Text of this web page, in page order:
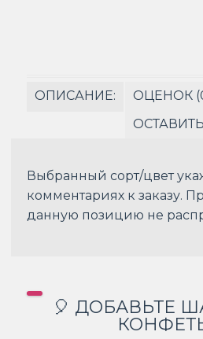
ОПИСАНИЕ:
ОЦЕНОК
Выбранный сорт/цвет
комментариях к заказу.
данную позицию не
🎈 ДОБАВЬТЕ